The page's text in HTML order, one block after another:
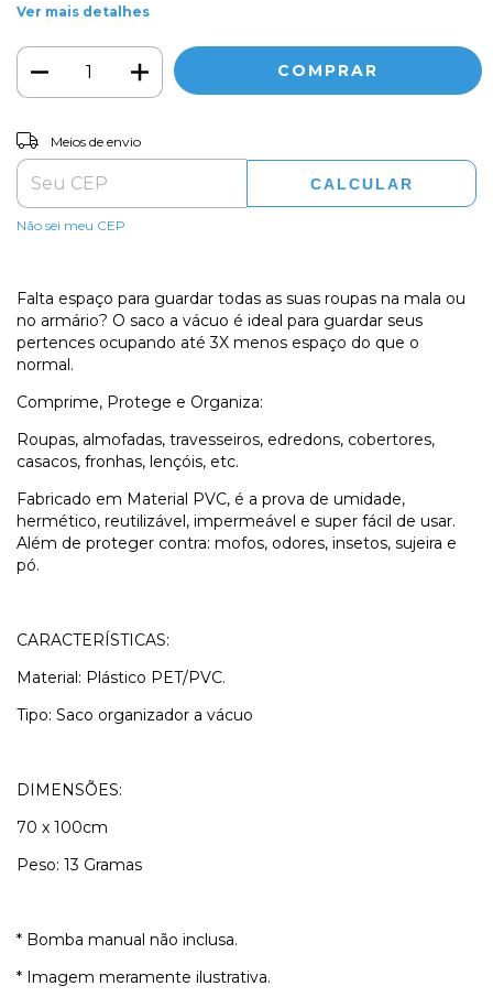
Ver mais detalhes
Entregas para o CEP:
Meios de envio
CALCULAR
Não sei meu CEP
Falta espaço para guardar todas as suas roupas na mala ou
no armário? O saco a vácuo é ideal para guardar seus
pertences ocupando até 3X menos espaço do que o
normal.
Comprime, Protege e Organiza:
Roupas, almofadas, travesseiros, edredons, cobertores,
casacos, fronhas, lençóis, etc.
Fabricado em Material PVC, é a prova de umidade,
hermético, reutilizável, impermeável e super fácil de usar.
Além de proteger contra: mofos, odores, insetos, sujeira e
pó.
CARACTERÍSTICAS:
Material: Plástico PET/PVC.
Tipo: Saco organizador a vácuo
DIMENSÕES:
70 x 100cm
Peso: 13 Gramas
* Bomba manual não inclusa.
* Imagem meramente ilustrativa.